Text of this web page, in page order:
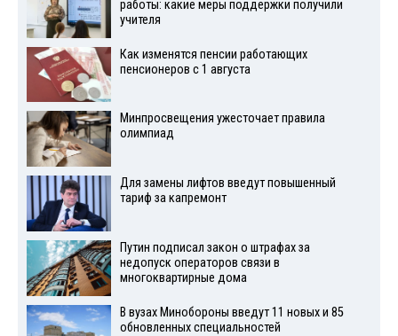
работы: какие меры поддержки получили
учителя
Как изменятся пенсии работающих
пенсионеров с 1 августа
Минпросвещения ужесточает правила
олимпиад
Для замены лифтов введут повышенный
тариф за капремонт
Путин подписал закон о штрафах за
недопуск операторов связи в
многоквартирные дома
В вузах Минобороны введут 11 новых и 85
обновленных специальностей